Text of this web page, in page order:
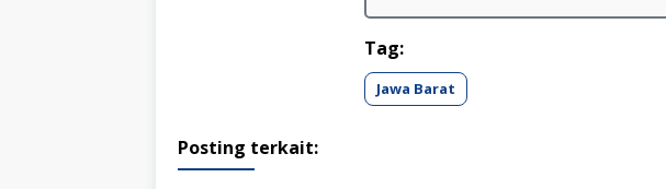
Tag:
Jawa Barat
Posting terkait: